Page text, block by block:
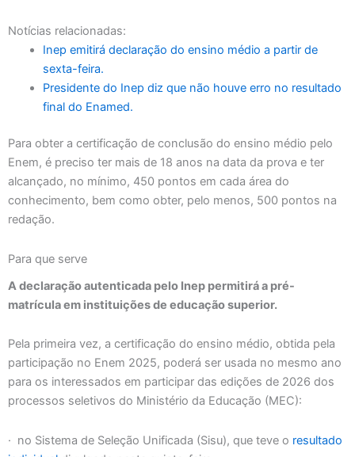
Notícias relacionadas:
Inep emitirá declaração do ensino médio a partir de
sexta-feira.
Presidente do Inep diz que não houve erro no resultado
final do Enamed.
Para obter a certificação de conclusão do ensino médio pelo
Enem, é preciso ter mais de 18 anos na data da prova e ter
alcançado, no mínimo, 450 pontos em cada área do
conhecimento, bem como obter, pelo menos, 500 pontos na
redação.
Para que serve
A declaração autenticada pelo Inep permitirá a pré-
matrícula em instituições de educação superior.
Pela primeira vez, a certificação do ensino médio, obtida pela
participação no Enem 2025, poderá ser usada no mesmo ano
para os interessados em participar das edições de 2026 dos
processos seletivos do Ministério da Educação (MEC):
· no Sistema de Seleção Unificada (Sisu), que teve o resultado